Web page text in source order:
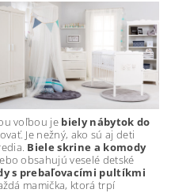
voľbou je biely nábytok do
Je nežný, ako sú aj deti
Biele skrine a komody
obsahujú veselé detské
s prebaľovacími pultíkmi
mamička, ktorá trpí